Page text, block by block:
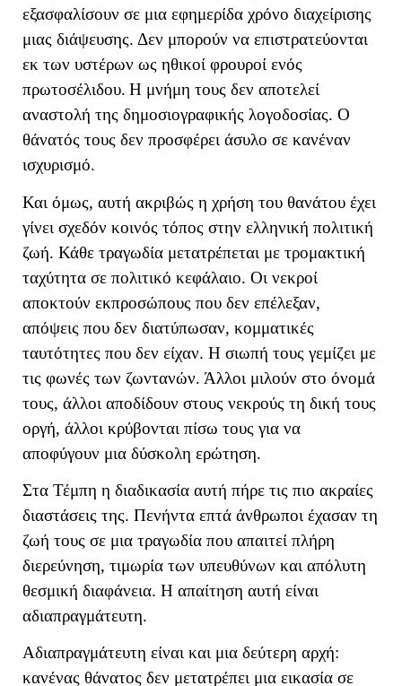
εξασφαλίσουν σε μια εφημερίδα χρόνο διαχείρισης
μιας διάψευσης. Δεν μπορούν να επιστρατεύονται
εκ των υστέρων ως ηθικοί φρουροί ενός
πρωτοσέλιδου. Η μνήμη τους δεν αποτελεί
αναστολή της δημοσιογραφικής λογοδοσίας. Ο
θάνατός τους δεν προσφέρει άσυλο σε κανέναν
ισχυρισμό.
Και όμως, αυτή ακριβώς η χρήση του θανάτου έχει
γίνει σχεδόν κοινός τόπος στην ελληνική πολιτική
ζωή. Κάθε τραγωδία μετατρέπεται με τρομακτική
ταχύτητα σε πολιτικό κεφάλαιο. Οι νεκροί
αποκτούν εκπροσώπους που δεν επέλεξαν,
απόψεις που δεν διατύπωσαν, κομματικές
ταυτότητες που δεν είχαν. Η σιωπή τους γεμίζει με
τις φωνές των ζωντανών. Άλλοι μιλούν στο όνομά
τους, άλλοι αποδίδουν στους νεκρούς τη δική τους
οργή, άλλοι κρύβονται πίσω τους για να
αποφύγουν μια δύσκολη ερώτηση.
Στα Τέμπη η διαδικασία αυτή πήρε τις πιο ακραίες
διαστάσεις της. Πενήντα επτά άνθρωποι έχασαν τη
ζωή τους σε μια τραγωδία που απαιτεί πλήρη
διερεύνηση, τιμωρία των υπευθύνων και απόλυτη
θεσμική διαφάνεια. Η απαίτηση αυτή είναι
αδιαπραγμάτευτη.
Αδιαπραγμάτευτη είναι και μια δεύτερη αρχή:
κανένας θάνατος δεν μετατρέπει μια εικασία σε